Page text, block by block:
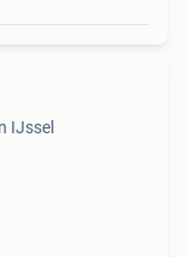
IJssel